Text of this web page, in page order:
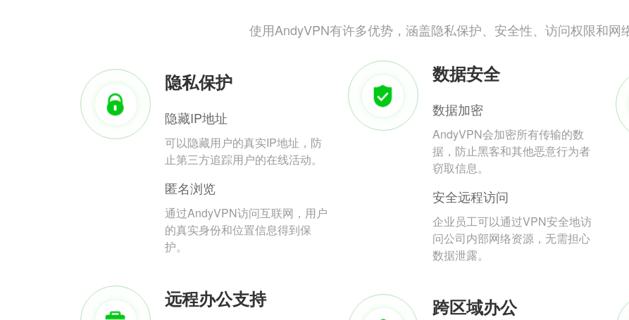
使用AndyVPN有许多优势，涵盖隐私保护、安全性、访问权限和网
隐私保护
隐藏IP地址
可以隐藏用户的真实IP地址，防
止第三方追踪用户的在线活动。
匿名浏览
通过AndyVPN访问互联网，用户
的真实身份和位置信息得到保
护。
数据安全
数据加密
AndyVPN会加密所有传输的数
据，防止黑客和其他恶意行为者
窃取信息。
安全远程访问
企业员工可以通过VPN安全地访
问公司内部网络资源，无需担心
数据泄露。
远程办公支持 跨区域办公